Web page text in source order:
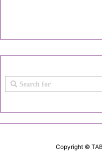
Copyright ©